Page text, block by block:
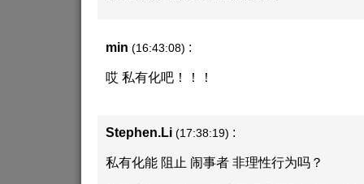
min (16:43:08) :
哎 私有化吧！！！
Stephen.Li (17:38:19) :
私有化能 阻止 闹事者 非理性行为吗？